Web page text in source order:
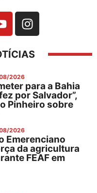
2026
para a Bahia
por Salvador”,
Pinheiro sobre
2026
Emerenciano
da agricultura
FEAF em